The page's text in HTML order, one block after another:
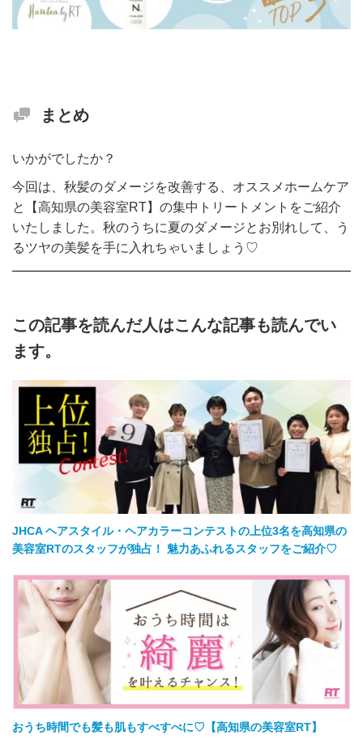
まとめ
いかがでしたか？
今回は、秋髪のダメージを改善する、オススメホームケア
と【高知県の美容室RT】の集中トリートメントをご紹介
いたしました。秋のうちに夏のダメージとお別れして、う
るツヤの美髪を手に入れちゃいましょう♡
この記事を読んだ人はこんな記事も読んでい
ます。
JHCA ヘアスタイル・ヘアカラーコンテストの上位3名を高知県の
美容室RTのスタッフが独占！ 魅力あふれるスタッフをご紹介♡
おうち時間でも髪も肌もすべすべに♡【高知県の美容室RT】